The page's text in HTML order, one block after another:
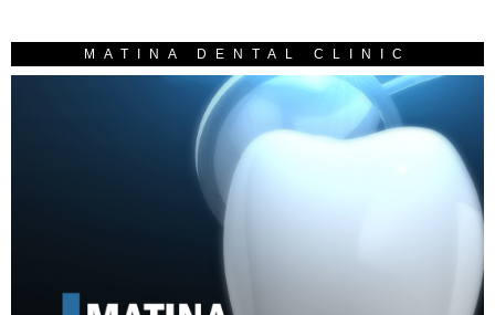
MATINA DENTAL CLINIC